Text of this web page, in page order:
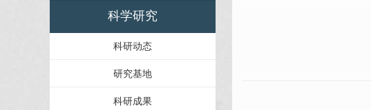
科学研究
科研动态
研究基地
科研成果